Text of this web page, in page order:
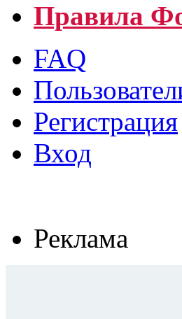
Правила
FAQ
Регистрация
Вход
Реклама